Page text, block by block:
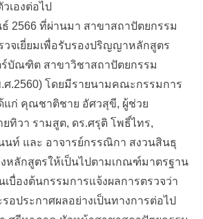
เองต่อไป
2566 ที่ผ่านมา สาขาสถาปัตยกรรม
วจเยี่ยมเพื่อรับรองปริญญาหลักสูตร
บัณฑิต สาขาวิชาสถาปัตยกรรม
ศ.2560) โดยมีรายนามคณะกรรมการ
แก่ คุณชาติชาย อัศวสุขี, ผู้ช่วย
ยทิวา รามสูต, ดร.ศรุติ โพธิ์ไทร,
นท์ และ อาจารย์กรรณิกา สงวนสินธุ
หลักสูตรให้เป็นไปตามเกณฑ์มาตรฐาน
บื่องต้นกรรมการแจ้งผลการตรวจว่า
อประกาศผลอย่างเป็นทางการต่อไป